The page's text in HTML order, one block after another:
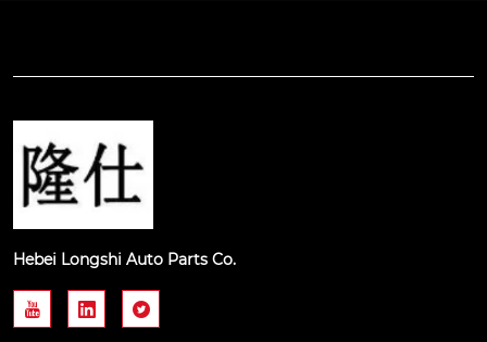
Hebei Longshi Auto Parts Co.
  